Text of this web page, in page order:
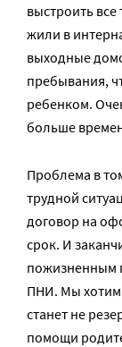
выстроить
жили в
выходные
пребывания,
ребенком.
больше
Проблема в
трудной
договор на
срок. И
пожизненным
ПНИ. Мы хотим
станет не
помощи